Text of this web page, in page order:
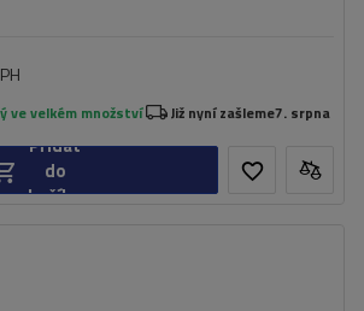
ve velkém množství Již nyní zašleme7. srpna
Přidat
do
košíku